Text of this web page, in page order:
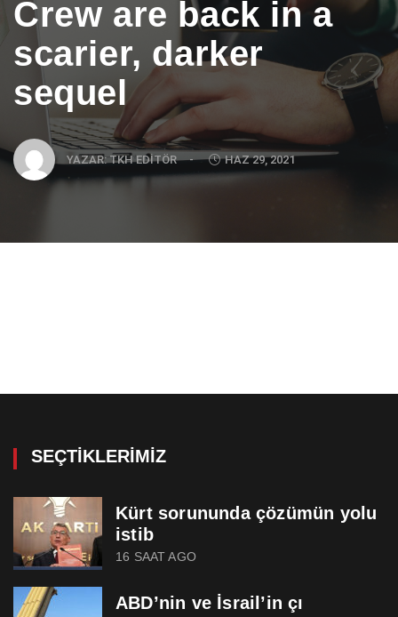
Crew are back in a
scarier, darker
sequel
YAZAR: TKH EDITÖR - HAZ 29, 2021
SEÇTIKLERIMIZ
Kürt sorununda çözümün yolu
istib
16 SAAT AGO
ABD’nin ve İsrail’in çı